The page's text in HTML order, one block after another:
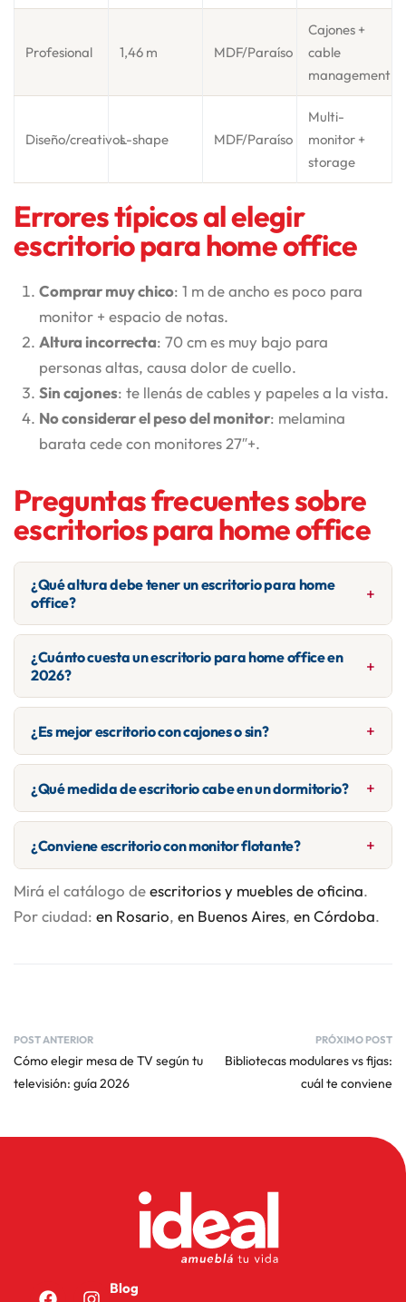
Profesional 1,46 m MDF/Paraíso
Cajones +
cable
management
Diseño/creativosL-shape MDF/Paraíso
Multi-
monitor +
storage
Errores típicos al elegir
escritorio para home office
Comprar muy chico: 1 m de ancho es poco para
monitor + espacio de notas.
Altura incorrecta: 70 cm es muy bajo para
personas altas, causa dolor de cuello.
Sin cajones: te llenás de cables y papeles a la vista.
No considerar el peso del monitor: melamina
barata cede con monitores 27″+.
Preguntas frecuentes sobre
escritorios para home office
¿Qué altura debe tener un escritorio para home
office?
72-75 cm estándar. Si tu codo no forma 90° con el teclado
apoyado, la altura está incorrecta.
¿Cuánto cuesta un escritorio para home office en
2026?
(L-shape en MDF lacado o paraíso). El estándar de 1,20 m
está en $180.000-$250.000.
¿Es mejor escritorio con cajones o sin?
uno para papeles, otro para cables y accesorios.
¿Qué medida de escritorio cabe en un dormitorio?
funciona en la mayoría de dormitorios. Para
¿Conviene escritorio con monitor flotante?
Sí, libera espacio en el escritorio y mejora la postura.
Asegurate de que el escritorio soporte el peso del brazo
Mirá el catálogo deescritorios y muebles de oficina.
Por ciudad: en Rosario, en Buenos Aires, en Córdoba.
POST ANTERIOR
Cómo elegir mesa de TV según tu
televisión: guía 2026
PRÓXIMO POST
Bibliotecas modulares vs fijas:
cuál te conviene
Blog